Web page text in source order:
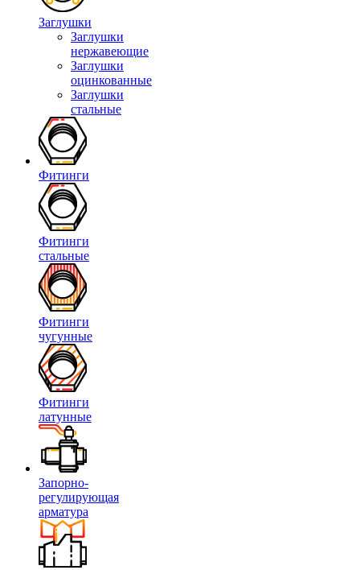
Заглушки
Заглушки
нержавеющие
Заглушки
оцинкованные
Заглушки
стальные
Фитинги
Фитинги
стальные
Фитинги
чугунные
Фитинги
латунные
Запорно-
регулирующая
арматура